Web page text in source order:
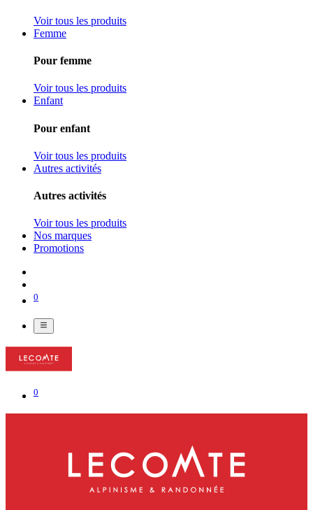
Voir tous les produits
Femme
Pour femme
Voir tous les produits
Enfant
Pour enfant
Voir tous les produits
Autres activités
Autres activités
Voir tous les produits
Nos marques
Promotions
0
0